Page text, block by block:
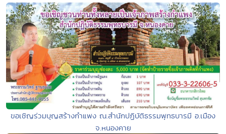
ขอเชิญร่วมบุญสร้างกำแพง ณ.สำนักปฏิบัติธรรมพุทธบารมี อ.เมือง
จ.หนองคาย